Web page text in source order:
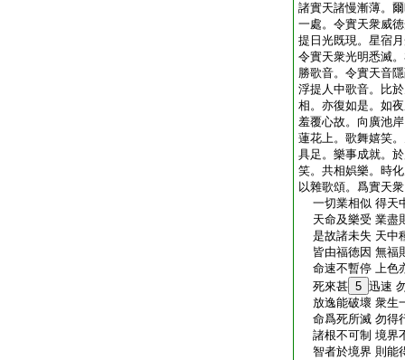
諸實天諸慢漸薄。
一處。令實天衆威
提日光既現。星宿
令實天衆光明悉滅
勝歌音。令實天音
浮提人中歌音。比
相。亦復如是。如
羞覆心故。向廣池
蓮花上。歌舞嬉笑
具足。樂事成就。
笑。共相娯樂。時
以雜歌頌。爲實天
一切業相似 得天
天命及樂受 業盡
是故諸未失 天中
皆由福徳因 無福
命速不暫停 上色
死來甚 5 迅速
放逸能破壞 衆生
命爲死所滅 勿得
諸根不可制 境界
智者於境界 則能